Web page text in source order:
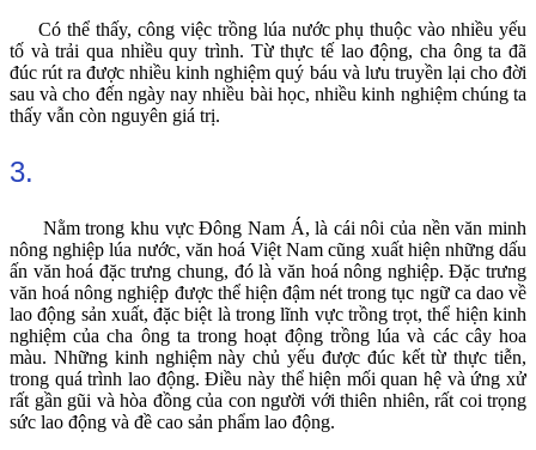
Có thể thấy, công việc trồng lúa nước phụ thuộc vào nhiều yếu
tố và trải qua nhiều quy trình. Từ thực tế lao động, cha ông ta đã
đúc rút ra được nhiều kinh nghiệm quý báu và lưu truyền lại cho đời
sau và cho đến ngày nay nhiều bài học, nhiều kinh nghiệm chúng ta
thấy vẫn còn nguyên giá trị.
3.
Nằm trong khu vực Đông Nam Á, là cái nôi của nền văn minh
nông nghiệp lúa nước, văn hoá Việt Nam cũng xuất hiện những dấu
ấn văn hoá đặc trưng chung, đó là văn hoá nông nghiệp. Đặc trưng
văn hoá nông nghiệp được thể hiện đậm nét trong tục ngữ ca dao về
lao động sản xuất, đặc biệt là trong lĩnh vực trồng trọt, thể hiện kinh
nghiệm của cha ông ta trong hoạt động trồng lúa và các cây hoa
màu. Những kinh nghiệm này chủ yếu được đúc kết từ thực tiễn,
trong quá trình lao động. Điều này thể hiện mối quan hệ và ứng xử
rất gần gũi và hòa đồng của con người với thiên nhiên, rất coi trọng
sức lao động và đề cao sản phẩm lao động.